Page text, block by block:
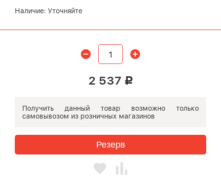
Наличие: Уточняйте
2 537 Р
Получить данный товар возможно только
самовывозом из розничных магазинов
Резерв